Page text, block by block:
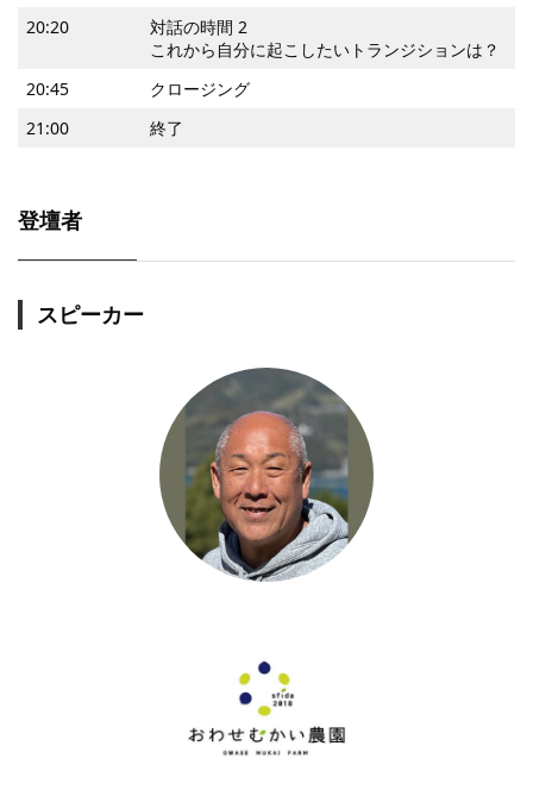
20:20
対話の時間 2
これから自分に起こしたいトランジションは？
20:45
クロージング
21:00
終了
登壇者
スピーカー